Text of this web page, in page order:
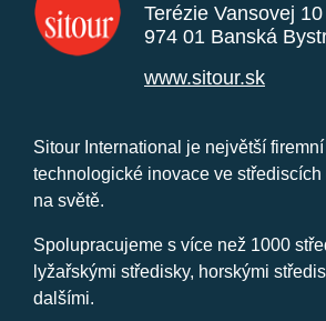
Terézie Vansovej 10
974 01 Banská
www.sitour.sk
Sitour International je největší
technologické inovace ve
na světě.
Spolupracujeme s více než 1000
lyžařskými středisky, horskými
dalšími.